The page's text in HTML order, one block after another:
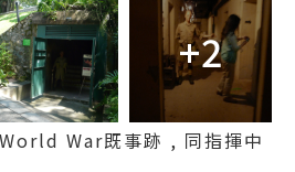
+2
War既事跡 , 同指揮中